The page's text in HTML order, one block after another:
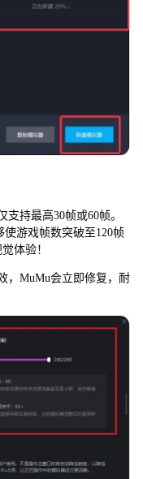
持最高30帧或60帧。
游戏帧数突破至120帧
体验！
MuMu会立即修复，耐